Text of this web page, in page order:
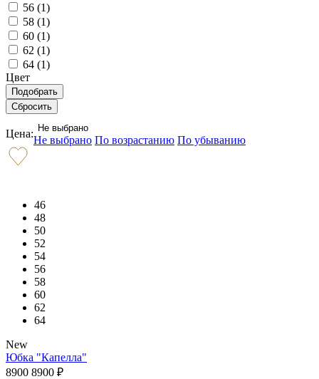
56 (1)
58 (1)
60 (1)
62 (1)
64 (1)
Цвет
Цена: Не выбрано
Не выбрано По возрастанию По убыванию
46
48
50
52
54
56
58
60
62
64
New
Юбка "Капелла"
8900 8900 ₽